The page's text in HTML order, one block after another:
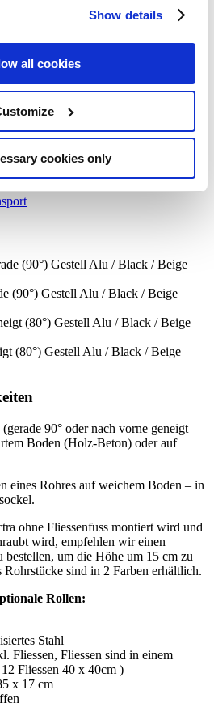
Show details
all cookies
cookies only
durch den mitgelieferten
ist mit einem rechtem 90°
nach vorne geneigten Mast zur
seinen Mast schließen
(90°) Gestell Alu / Black / Beige
(90°) Gestell Alu / Black / Beige
(80°) Gestell Alu / Black / Beige
(80°) Gestell Alu / Black / Beige
90° oder nach vorne geneigt
Boden (Holz-Beton) oder auf
eines Rohres auf weichem Boden – in
ohne Fliessenfuss montiert wird und
wird, empfehlen wir einen
bestellen, um die Höhe um 15 cm zu
sind in 2 Farben erhältlich.
Rollen:
Stahl
Fliessen, Fliessen sind in einem
Fliessen 40 x 40cm )
x 17 cm